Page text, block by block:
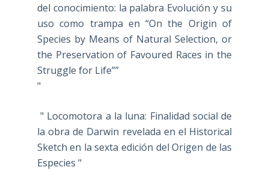
del conocimiento: la palabra Evolución y su
uso como trampa en “On the Origin of
Species by Means of Natural Selection, or
the Preservation of Favoured Races in the
Struggle for Life””
"
" Locomotora a la luna: Finalidad social de
la obra de Darwin revelada en el Historical
Sketch en la sexta edición del Origen de las
Especies "